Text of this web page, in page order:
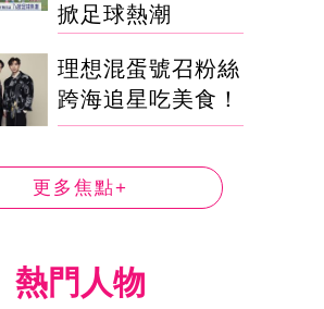
掀足球熱潮
理想混蛋號召粉絲
跨海追星吃美食！
更多焦點+
熱門人物